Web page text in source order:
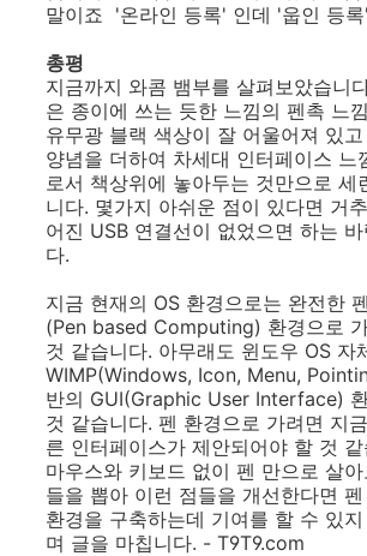
말이죠 '온라인 등록' 인데 '웁인 등
총평
지금까지 와콤 뱀부를 살펴보았습니
은 종이에 쓰는 듯한 느낌의 펜촉 느
유무광 블랙 색상이 잘 어울어져 있
양념을 더하여 차세대 인터페이스 느
로서 책상위에 놓아두는 것만으로 세
니다. 몇가지 아쉬운 점이 있다면 거
어진 USB 연결선이 없었으면 하는
다.
지금 현재의 OS 환경으로는 완전한
(Pen based Computing) 환경으로
것 같습니다. 아무래도 윈도우 OS 자
WIMP(Windows, Icon, Menu,
반의 GUI(Graphic User Interface)
것 같습니다. 펜 환경으로 가려면 지
른 인터페이스가 제안되어야 할 것
마우스와 키보드 없이 펜 만으로 살
들을 뽑아 이런 점들을 개선한다면
환경을 구축하는데 기여를 할 수 있
며 글을 마칩니다. - T9T9.com